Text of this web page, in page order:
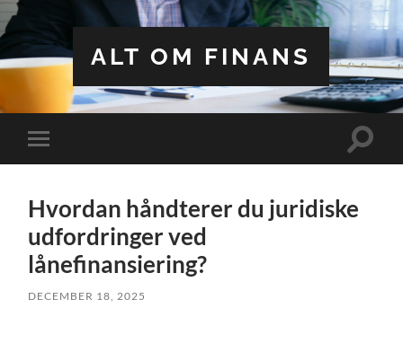
ALT OM FINANS
Toggle
mobile
Toggle
Hvordan håndterer du juridiske
udfordringer ved
lånefinansiering?
DECEMBER 18, 2025